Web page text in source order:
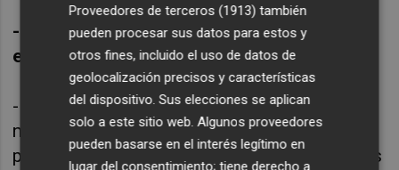
- ¿En qué estado de salud llega el diseño a
estos Premios ADCV 2026?
- E
s un momento muy bueno. Cada año lo
notas, sobre todo en la calidad de los
proyectos que se presentan a los premios. Es
Proveedores de terceros (1913) también
pueden procesar sus datos para estos y
otros fines, incluido el uso de datos de
geolocalización precisos y características
del dispositivo. Sus elecciones se aplican
solo a este sitio web. Algunos proveedores
pueden basarse en el interés legítimo en
lugar del consentimiento; tiene derecho a